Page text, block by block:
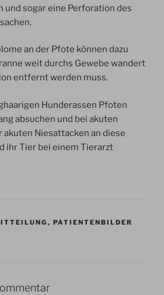
und sogar eine Perforation des
an der Pfote können dazu
weit durchs Gewebe wandert
entfernt werden muss.
Hunderassen Pfoten
absuchen und bei akuten
akuten Niesattacken an diese
ihr Tier bei einem Tierarzt
, PATIENTENBILDER